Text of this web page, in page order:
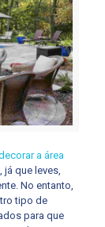
a área
que leves,
No entanto,
tipo de
para que